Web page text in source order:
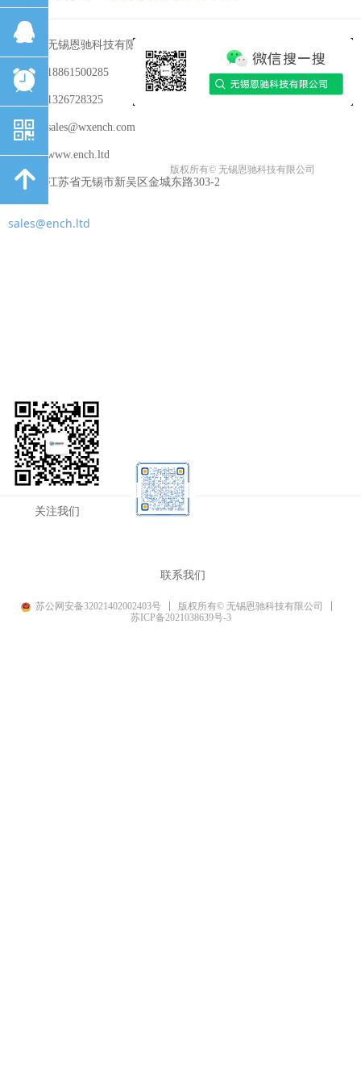
版权所有© 无锡恩驰科技有限公司
联系我们
公司名称： 无锡恩驰科技有限公司
电话： 18861500285
1326728325
邮箱： sales@wxench.com
网址： www.ench.ltd
地址： 江苏省无锡市新吴区金城东路303-2
关注我们
sales@ench.ltd
苏公网安备32021402002403号
版权所有© 无锡恩驰科技有限公司
苏ICP备2021038639号-3
뀩
뀥
낃
녕